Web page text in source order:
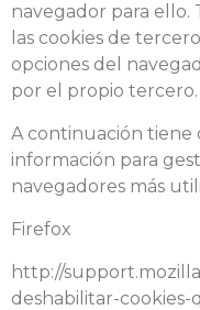
navegador para ello.
las cookies de
opciones del
por el propio tercero.
A continuación tiene
información para
navegadores más
Firefox
http://
deshabilitar-cookies-